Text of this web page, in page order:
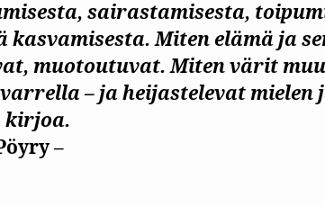
sairastamisesta,
kasvamisesta. Miten elämä ja
muotoutuvat. Miten värit
– ja heijastelevat mielen
kirjoa.
–